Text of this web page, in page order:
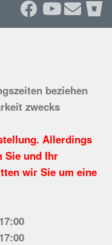
beziehen
zwecks
Allerdings
Sie und Ihr
wir Sie um eine